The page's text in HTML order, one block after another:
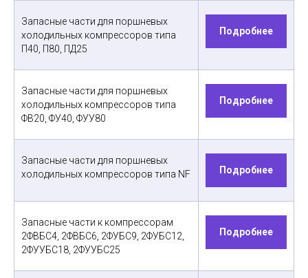
Запасные части для поршневых
холодильных компрессоров типа
П40, П80, ПД25
Подробнее
Запасные части для поршневых
холодильных компрессоров типа
ФВ20, ФУ40, ФУУ80
Подробнее
Запасные части для поршневых
холодильных компрессоров типа NF
Подробнее
Запасные части к компрессорам
2ФВБС4, 2ФВБС6, 2ФУБС9, 2ФУБС12,
2ФУУБС18, 2ФУУБС25
Подробнее